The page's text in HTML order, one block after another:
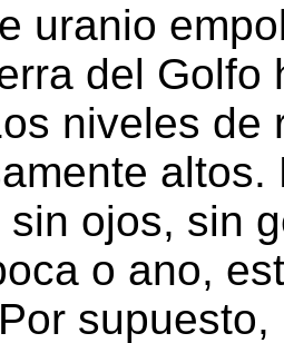
uranio
del Golfo
niveles de
sin ojos, sin
o ano,